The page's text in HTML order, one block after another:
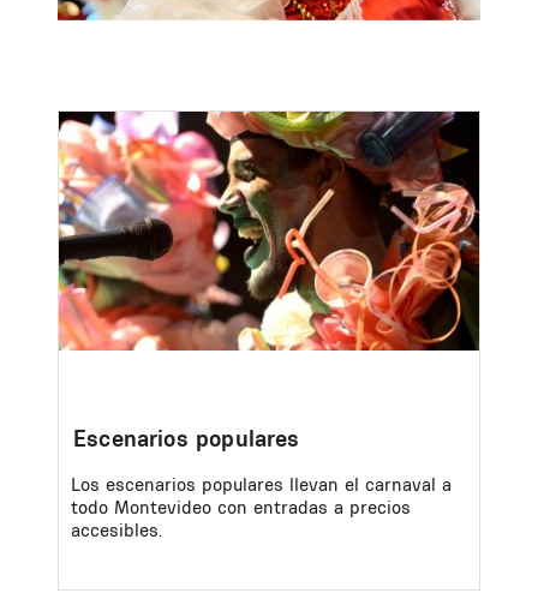
Image
Escenarios populares
Los escenarios populares llevan el carnaval a
todo Montevideo con entradas a precios
accesibles.